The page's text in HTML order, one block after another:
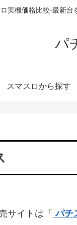
実機価格比較-最新台
パ
スマスロから探す
サイトは「 パチ